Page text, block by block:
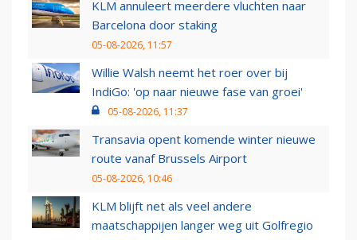
KLM annuleert meerdere vluchten naar
Barcelona door staking
05-08-2026, 11:57
Willie Walsh neemt het roer over bij
IndiGo: 'op naar nieuwe fase van groei'
05-08-2026, 11:37
Transavia opent komende winter nieuwe
route vanaf Brussels Airport
05-08-2026, 10:46
KLM blijft net als veel andere
maatschappijen langer weg uit Golfregio